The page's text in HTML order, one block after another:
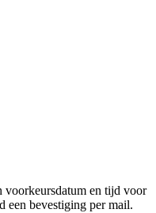
voorkeursdatum en tijd voor
een bevestiging per mail.